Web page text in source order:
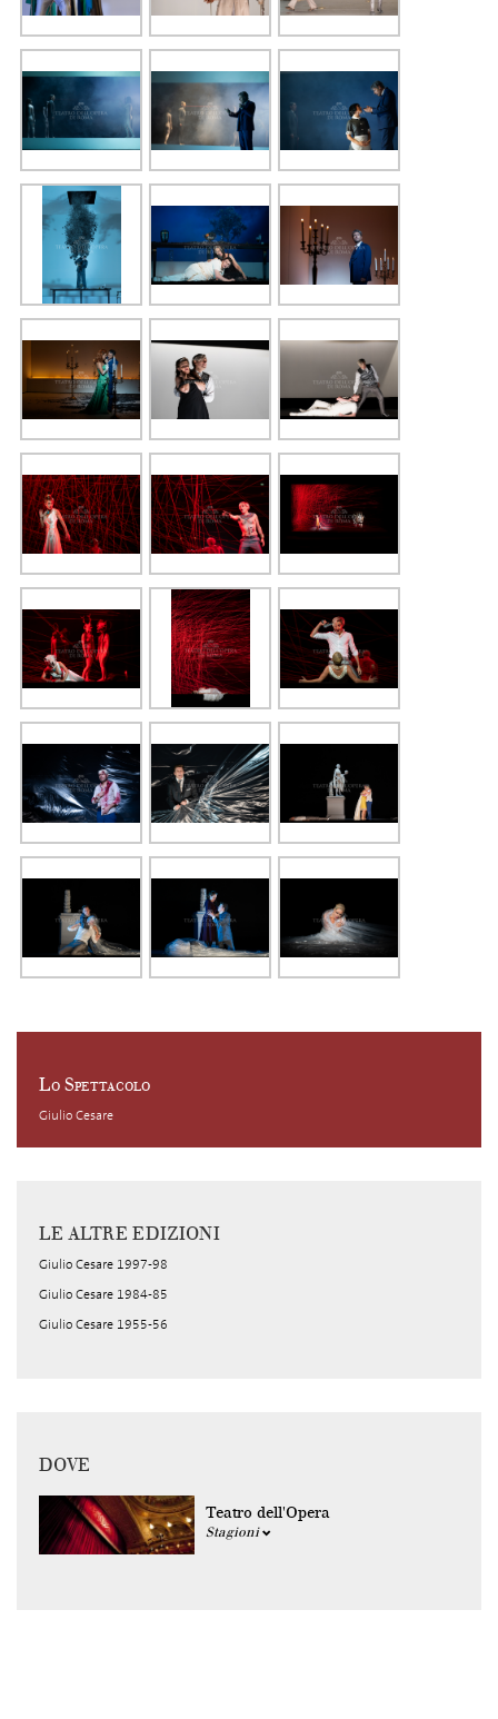
Lo Spettacolo
Giulio Cesare
LE ALTRE EDIZIONI
Giulio Cesare 1997-98
Giulio Cesare 1984-85
Giulio Cesare 1955-56
DOVE
Teatro dell'Opera
Stagioni